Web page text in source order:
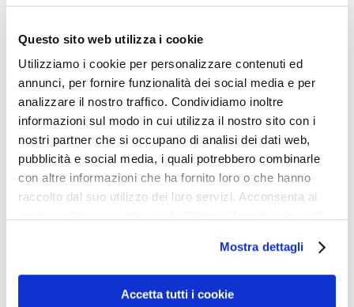
Questo sito web utilizza i cookie
Utilizziamo i cookie per personalizzare contenuti ed
annunci, per fornire funzionalità dei social media e per
analizzare il nostro traffico. Condividiamo inoltre
informazioni sul modo in cui utilizza il nostro sito con i
nostri partner che si occupano di analisi dei dati web,
pubblicità e social media, i quali potrebbero combinarle
con altre informazioni che ha fornito loro o che hanno
raccolto dal suo utilizzo dei loro servizi. Acconsenta ai
Mostra dettagli
Accetta tutti i cookie